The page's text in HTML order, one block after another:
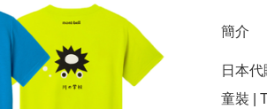
簡介
日本
童裝 |